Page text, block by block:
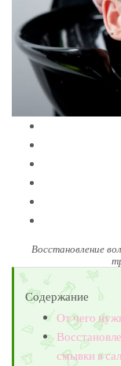
Восстановление
Содержание
От чего
смывки в